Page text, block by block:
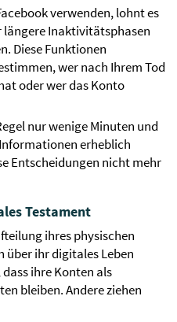
verwenden, lohnt es
Inaktivitätsphasen
Diese Funktionen
wer nach Ihrem Tod
oder wer das Konto
nur wenige Minuten und
erheblich
Entscheidungen nicht mehr
Testament
ihres physischen
über ihr digitales Leben
ihre Konten als
bleiben. Andere ziehen